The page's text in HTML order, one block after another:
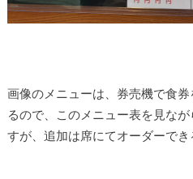
画像のメニューは、券売機で食
るので、このメニュー表を見な
すが、追加は席にてオーダーでき